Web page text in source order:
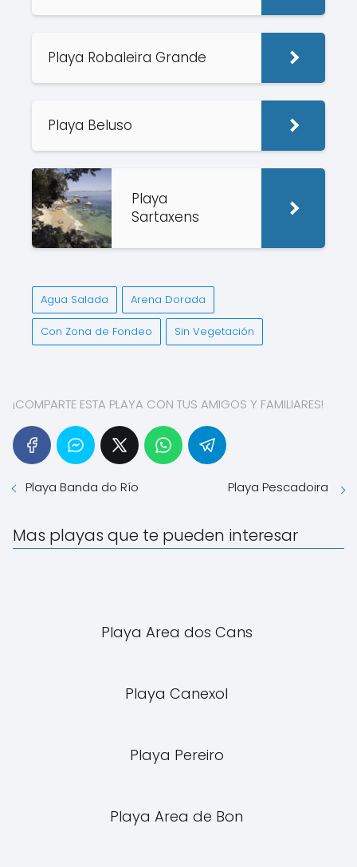
Playa Robaleira Grande
Playa Beluso
Playa
Sartaxens
Agua Salada Arena Dorada
Con Zona de Fondeo Sin Vegetación
¡COMPARTE ESTA PLAYA CON TUS AMIGOS Y FAMILIARES!
Playa Banda do Río Playa Pescadoira
Mas playas que te pueden interesar
Playa Area dos Cans
Playa Canexol
Playa Pereiro
Playa Area de Bon